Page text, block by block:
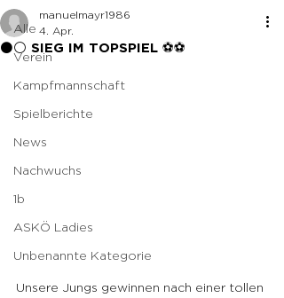
Alle
Verein
Kampfmannschaft
Spielberichte
News
Nachwuchs
1b
ASKÖ Ladies
Unbenannte Kategorie
⚫️⚪️ SIEG IM TOPSPIEL ⚽️⚽️
manuelmayr1986
4. Apr.
Unsere Jungs gewinnen nach einer tollen